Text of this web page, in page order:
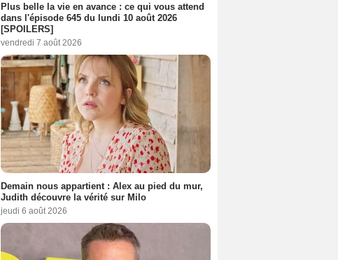
Plus belle la vie en avance : ce qui vous attend
dans l'épisode 645 du lundi 10 août 2026
[SPOILERS]
vendredi 7 août 2026
Demain nous appartient : Alex au pied du mur,
Judith découvre la vérité sur Milo
jeudi 6 août 2026